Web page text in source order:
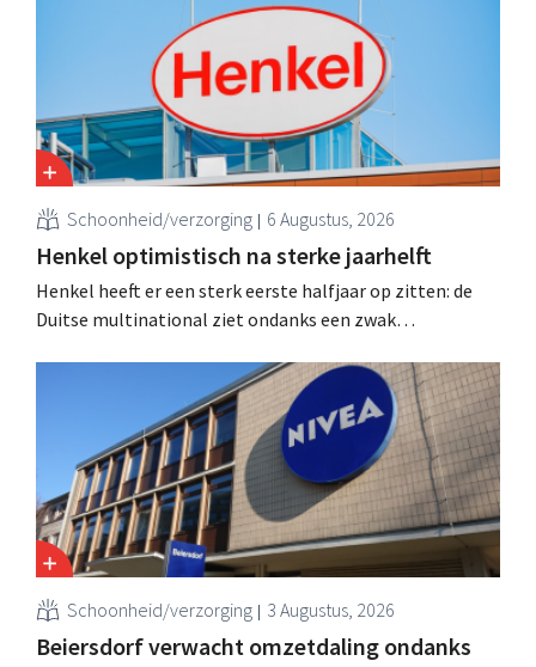
over te nemen van de holding Eurazeo.
Schoonheid/verzorging 6 Augustus, 2026
Henkel optimistisch na sterke jaarhelft
Henkel heeft er een sterk eerste halfjaar op zitten: de
Duitse multinational ziet ondanks een zwak
haarverzorging en wasmiddelen en voert de
overnameactiviteiten op.
Schoonheid/verzorging 3 Augustus, 2026
Beiersdorf verwacht omzetdaling ondanks